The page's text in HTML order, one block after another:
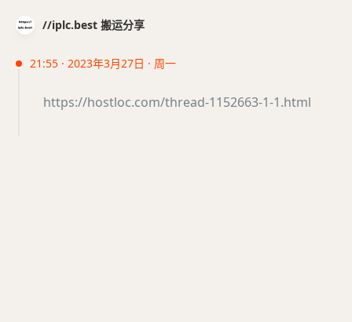
//iplc.best 搬运分享
21:55 · 2023年3月27日 · 周一
https://hostloc.com/thread-1152663-1-1.html